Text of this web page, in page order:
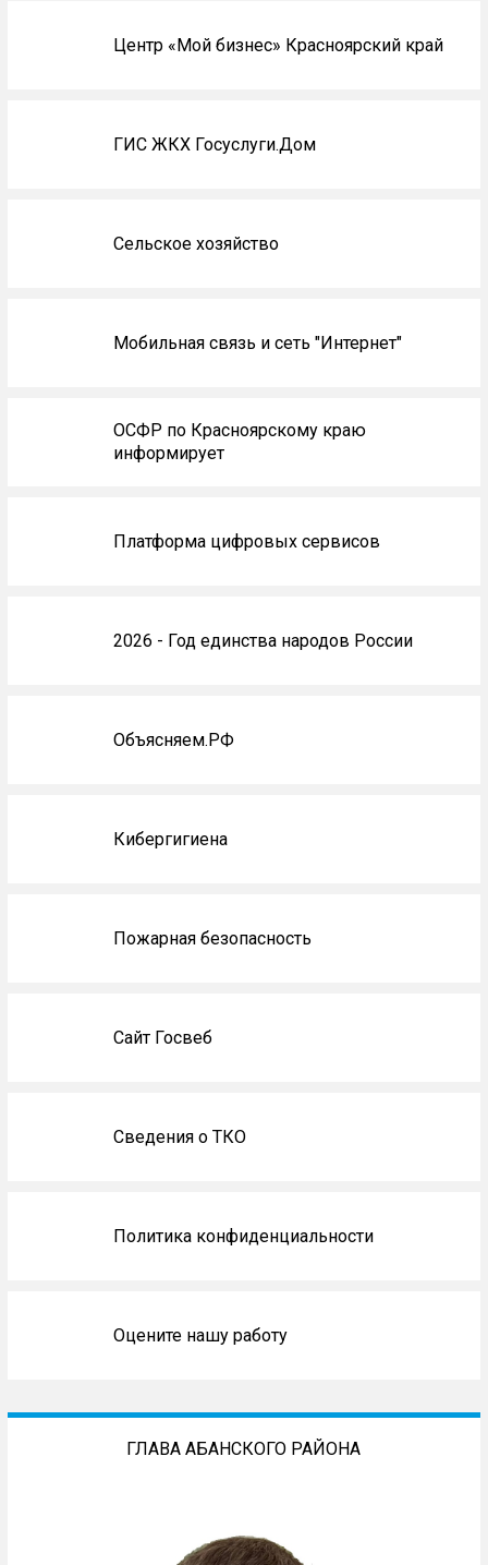
Центр «Мой бизнес» Красноярский край
ГИС ЖКХ Госуслуги.Дом
Сельское хозяйство
Мобильная связь и сеть "Интернет"
ОСФР по Красноярскому краю
информирует
Платформа цифровых сервисов
2026 - Год единства народов России
Объясняем.РФ
Кибергигиена
Пожарная безопасность
Сайт Госвеб
Сведения о ТКО
Политика конфиденциальности
Оцените нашу работу
ГЛАВА АБАНСКОГО РАЙОНА